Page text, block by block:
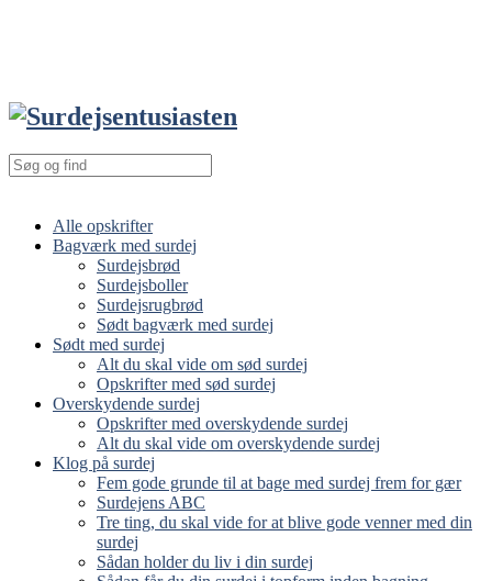
Alle opskrifter
Bagværk med surdej
Surdejsbrød
Surdejsboller
Surdejsrugbrød
Sødt bagværk med surdej
Sødt med surdej
Alt du skal vide om sød surdej
Opskrifter med sød surdej
Overskydende surdej
Opskrifter med overskydende surdej
Alt du skal vide om overskydende surdej
Klog på surdej
Fem gode grunde til at bage med surdej frem for gær
Surdejens ABC
Tre ting, du skal vide for at blive gode venner med din
surdej
Sådan holder du liv i din surdej